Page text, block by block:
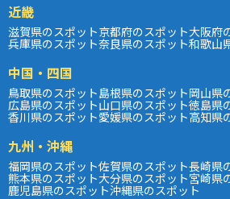
近畿
滋賀県のスポット京都府のスポット大阪府
兵庫県のスポット奈良県のスポット和歌山
中国・四国
鳥取県のスポット島根県のスポット岡山県
広島県のスポット山口県のスポット徳島県
香川県のスポット愛媛県のスポット高知県
九州・沖縄
福岡県のスポット佐賀県のスポット長崎県
熊本県のスポット大分県のスポット宮崎県
鹿児島県のスポット沖縄県のスポット